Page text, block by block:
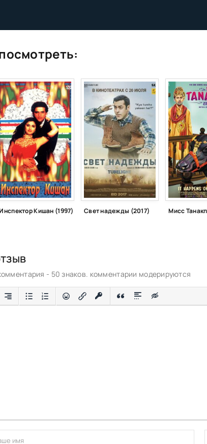
Кишан (1997) Свет надежды (2017)
- 50 знаков. комментарии модерируются